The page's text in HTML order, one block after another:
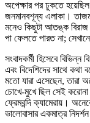
অপেক্ষার পর ঢুকতে
জনমানবশূন্য এলাকা।
মনেও কিছুটা আতঙ্ক
পা ফেলতে পারত না;
সংবাদকর্মী হিসেবে
এবং বিদেশিদের সাথে কথা
মতো যারা এসেছেন, তারা
চোখে-মুখে ছিল সেই
ফ্রেমবন্দি ক্যামেরায়।
ভালোবাসার একমাত্র